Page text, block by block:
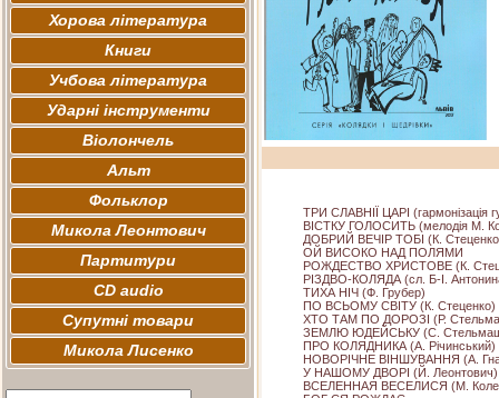
Хорова література
Книги
Учбова література
Ударні інструменти
Віолончель
Альт
Фольклор
Микола Леонтович
Партитури
CD audio
Супутні товари
Микола Лисенко
ТРИ СЛАВНІЇ ЦАРІ (гармонізація
ВІСТКУ ГОЛОСИТЬ (мелодія М.
ДОБРИЙ ВЕЧІР ТОБІ (К.
ОЙ ВИСОКО НАД ПОЛЯМИ
РОЖДЕСТВО ХРИСТОВЕ (К.
РІЗДВО-КОЛЯДА (сл. Б-І.
ТИХА НІЧ (Ф. Грубер)
ПО ВСЬОМУ СВІТУ (К. Стеценко)
ХТО ТАМ ПО ДОРОЗІ (Р.
ЗЕМЛЮ ЮДЕЙСЬКУ (С.
ПРО КОЛЯДНИКА (А. Річинський)
НОВОРІЧНЕ ВІНШУВАННЯ (А.
У НАШОМУ ДВОРІ (Й. Леонтович)
ВСЕЛЕННАЯ ВЕСЕЛИСЯ (М.